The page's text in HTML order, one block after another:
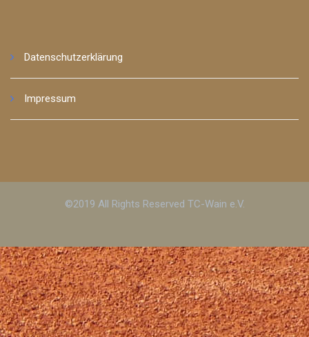
Datenschutzerklärung
Impressum
©2019 All Rights Reserved TC-Wain e.V.